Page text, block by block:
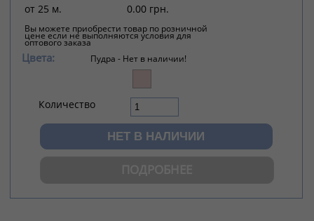
от 25 м. 0.00 грн.
Вы можете приобрести товар по розничной
цене если не выполняются условия для
оптового заказа
Цвета: Пудра - Нет в наличии!
Количество